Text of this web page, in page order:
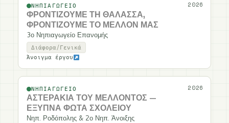
2026
ΝΗΠΙΑΓΩΓΕΊΟ
ΦΡΟΝΤΊΖΟΥΜΕ ΤΗ ΘΆΛΑΣΣΑ,
ΦΡΟΝΤΊΖΟΥΜΕ ΤΟ ΜΈΛΛΟΝ ΜΑΣ
3ο Νηπιαγωγείο Επανομής
Διάφορα/Γενικά
Άνοιγμα έργου
2026
ΝΗΠΙΑΓΩΓΕΊΟ
ΑΣΤΕΡΆΚΙΑ ΤΟΥ ΜΈΛΛΟΝΤΟΣ —
ΈΞΥΠΝΑ ΦΏΤΑ ΣΧΟΛΕΊΟΥ
Νηπ. Ροδόπολης & 2ο Νηπ. Άνοιξης